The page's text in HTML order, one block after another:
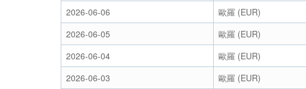
2026-06-06
歐羅 (EUR)
2026-06-05
歐羅 (EUR)
2026-06-04
歐羅 (EUR)
2026-06-03
歐羅 (EUR)